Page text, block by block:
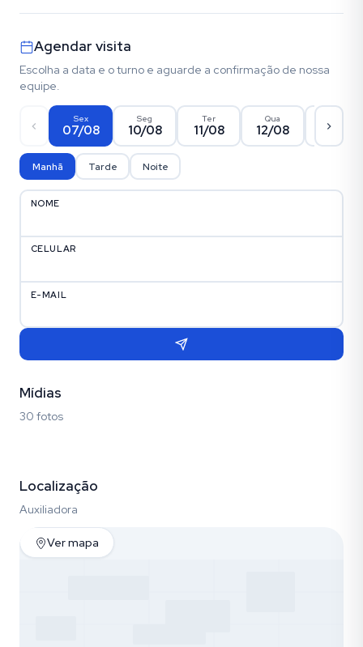
Agendar visita
Escolha a data e o turno e aguarde a confirmação de nossa
equipe.
Sex
07/08
Seg
10/08
Ter
11/08
Qua
12/08 13/08
Manhã Tarde Noite
NOME
CELULAR
E-MAIL
Mídias
30 fotos
Localização
Auxiliadora
Ver mapa